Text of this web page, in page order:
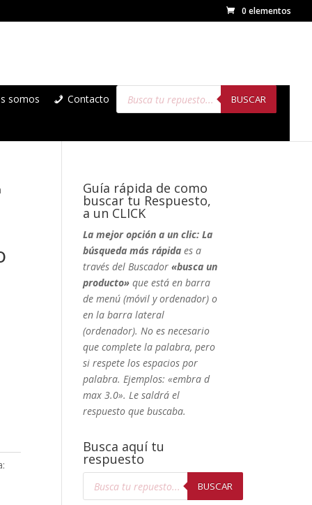
0 elementos
somos Contacto
Búsqueda
productos
BUSCAR
Guía rápida de como
buscar tu Respuesto,
a un CLICK
La mejor opción a un clic: La
búsqueda más rápida es a
través del Buscador «busca un
producto» que está en barra
de menú (móvil y ordenador) o
en la barra lateral
(ordenador). No es necesario
que complete la palabra, pero
si respete los espacios por
palabra. Ejemplos: «embra d
max 3.0». Le saldrá el
respuesto que buscaba.
Busca aquí tu
respuesto
Búsqueda
BUSCAR